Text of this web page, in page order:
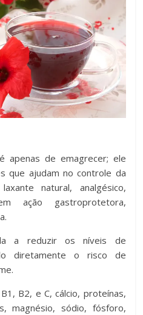
apenas de emagrecer; ele
que ajudam no controle da
natural, analgésico,
ação gastroprotetora,
a reduzir os níveis de
diretamente o risco de
B2, e C, cálcio, proteínas,
magnésio, sódio, fósforo,